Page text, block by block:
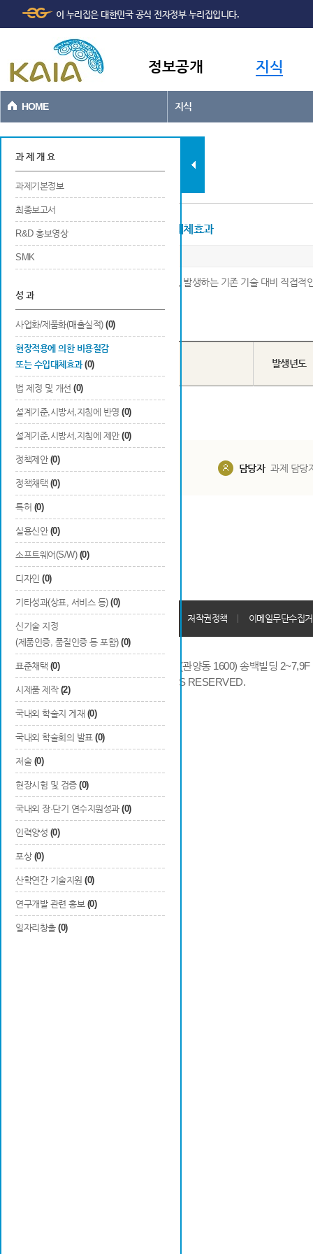
본문바로가기
이 누리집은 대한민국 공식 전자정부 누리집입니다.
정보공개 지식
HOME 지식
과제현황
과 제 개 요
과제기본정보
최종보고서
R&D 홍보영상
SMK
성 과
사업화/제품화(매출실적) (0)
현장적용에 의한 비용절감
또는 수입대체효과 (0)
법 제정 및 개선 (0)
설계기준,시방서,지침에 반영 (0)
설계기준,시방서,지침에 제안 (0)
정책제안 (0)
정책채택 (0)
특허 (0)
실용신안 (0)
소프트웨어(S/W) (0)
디자인 (0)
기타성과(상표, 서비스 등) (0)
신기술 지정
(제품인증, 품질인증 등 포함) (0)
표준채택 (0)
시제품 제작 (2)
국내외 학술지 게재 (0)
국내외 학술회의 발표 (0)
저술 (0)
현장시험 및 검증 (0)
국내외 장·단기 연수지원성과 (0)
인력양성 (0)
포상 (0)
산학연간 기술지원 (0)
연구개발 관련 홍보 (0)
일자리창출 (0)
현장적용에 의한 비용절감 또는 수입대체효과
※ 최종 연구개발 결과를 현장에 적용함으로써, 발생하는 기존 기술 대비 직접
Total0건
번호 발생년도
담당부서 해당 사업실 담당자 과제 담당
개인정보처리방침 저작권정책 이메일무단수집
14066 경기도 안양시 동안구 시민대로 286 (관양동 1600) 송백빌딩
COPYRIGHTS © 2014 KAIA, ALL RIGHTS RESERVED.